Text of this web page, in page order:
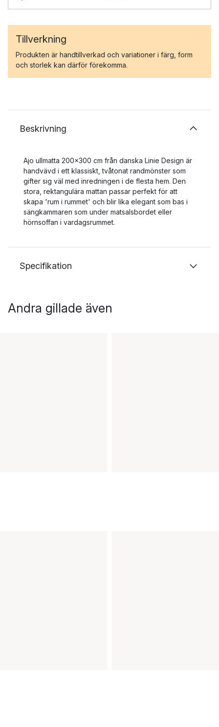
Tillverkning
Produkten är handtillverkad och variationer i färg, form
och storlek kan därför förekomma.
Beskrivning
Ajo ullmatta 200x300 cm från danska Linie Design är
handvävd i ett klassiskt, tvåtonat randmönster som
gifter sig väl med inredningen i de flesta hem. Den
stora, rektangulära mattan passar perfekt för att
skapa 'rum i rummet' och blir lika elegant som bas i
sängkammaren som under matsalsbordet eller
hörnsoffan i vardagsrummet.
Specifikation
Andra gillade även